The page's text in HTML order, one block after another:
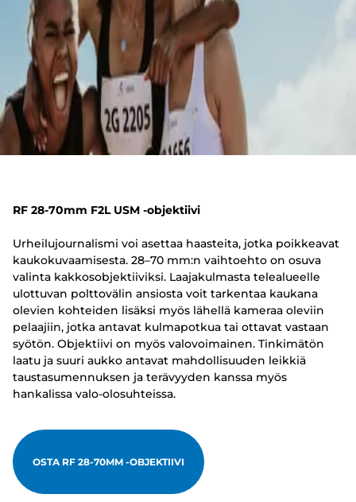
RF 28-70mm F2L USM -objektiivi
Urheilujournalismi voi asettaa haasteita, jotka poikkeavat
kaukokuvaamisesta. 28–70 mm:n vaihtoehto on osuva
valinta kakkosobjektiiviksi. Laajakulmasta telealueelle
ulottuvan polttovälin ansiosta voit tarkentaa kaukana
olevien kohteiden lisäksi myös lähellä kameraa oleviin
pelaajiin, jotka antavat kulmapotkua tai ottavat vastaan
syötön. Objektiivi on myös valovoimainen. Tinkimätön
laatu ja suuri aukko antavat mahdollisuuden leikkiä
taustasumennuksen ja terävyyden kanssa myös
hankalissa valo-olosuhteissa.
OSTA RF 28-70MM -OBJEKTIIVI